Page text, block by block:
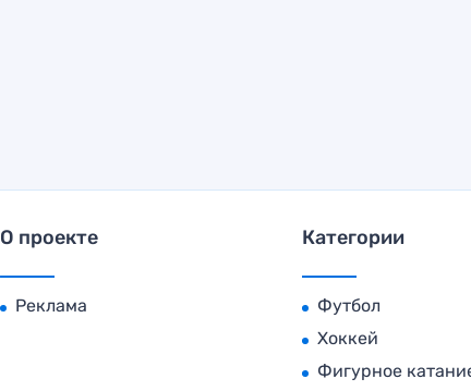
О проекте
Реклама
Категории
Футбол
Хоккей
Фигурное